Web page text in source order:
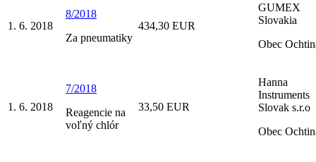
1. 6. 2018
8/2018
Za pneumatiky
434,30 EUR
GUMEX
Slovakia
Obec
1. 6. 2018
7/2018
Reagencie na
voľný chlór
33,50 EUR
Hanna
Instruments
Slovak s.r.o
Obec